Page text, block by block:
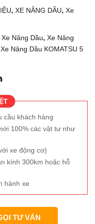
, XE NÂNG DẦU, Xe
Xe Nâng Dầu, Xe Nâng
Xe Nâng Dầu KOMATSU 5
cầu khách hàng
100% các vật tư như
xe động cơ)
kính 300km hoặc hỗ
hành xe
TƯ VẤN